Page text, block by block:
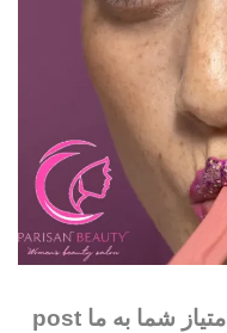
امتیاز شما به ما post